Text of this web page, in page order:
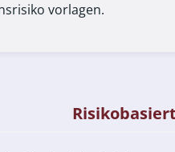
vorlagen.